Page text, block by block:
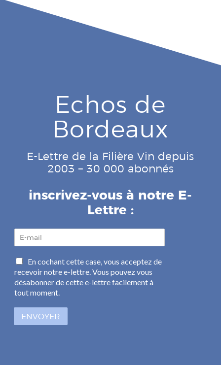
Echos de
Bordeaux
E-Lettre de la Filière Vin depuis
2003 – 30 000 abonnés
inscrivez-vous à notre E-
Lettre :
a
i
l
*
C
a
s
e
à
En cochant cette case, vous acceptez de
recevoir notre e-lettre. Vous pouvez vous
désabonner de cette e-lettre facilement à
tout moment.
ENVOYER